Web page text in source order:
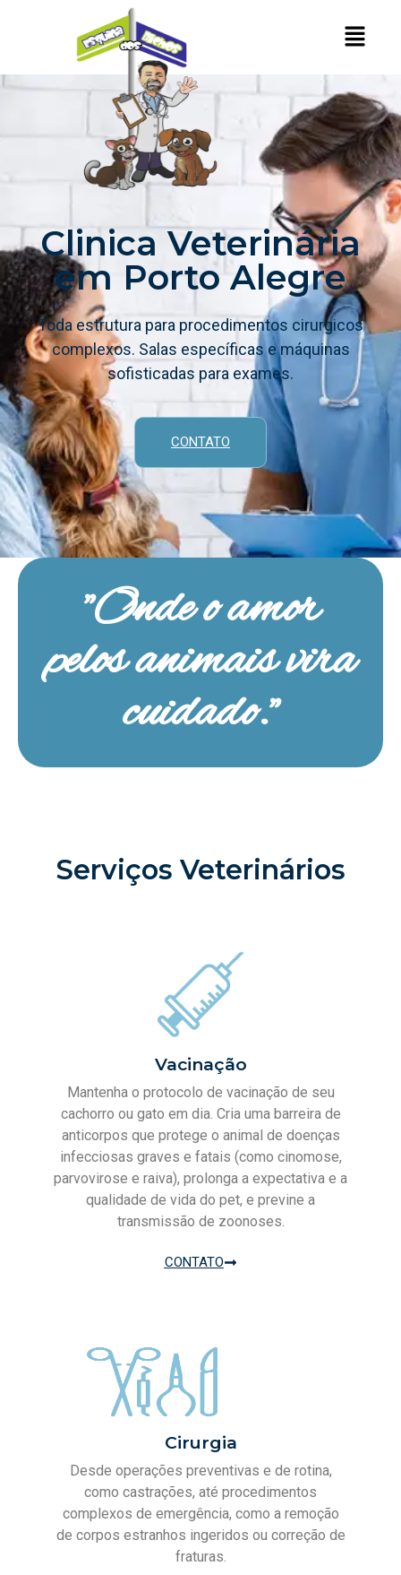
Clinica Veterinária
em Porto Alegre
Toda estrutura para procedimentos cirurgicos
complexos. Salas específicas e máquinas
sofisticadas para exames.
CONTATO
"Onde o amor
pelos animais vira
cuidado."
Serviços Veterinários
Vacinação
Mantenha o protocolo de vacinação de seu
cachorro ou gato em dia. Cria uma barreira de
anticorpos que protege o animal de doenças
infecciosas graves e fatais (como cinomose,
parvovirose e raiva), prolonga a expectativa e a
qualidade de vida do pet, e previne a
transmissão de zoonoses.
CONTATO
Cirurgia
Desde operações preventivas e de rotina,
como castrações, até procedimentos
complexos de emergência, como a remoção
de corpos estranhos ingeridos ou correção de
fraturas.